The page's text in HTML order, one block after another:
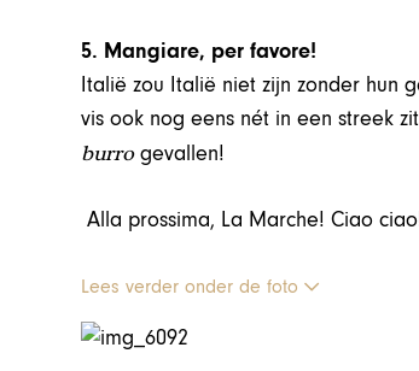
5. Mangiare, per favore!
Italië zou Italië niet zijn zonder hun
vis ook nog eens nét in een streek
burrogevallen!
Alla prossima, La Marche! Ciao
Lees verder onder de foto